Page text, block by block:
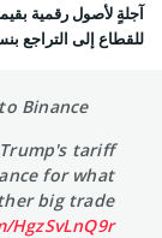
للقطاع إلى التراجع بنسبة
Binance
tariff
for what
big trade 👀